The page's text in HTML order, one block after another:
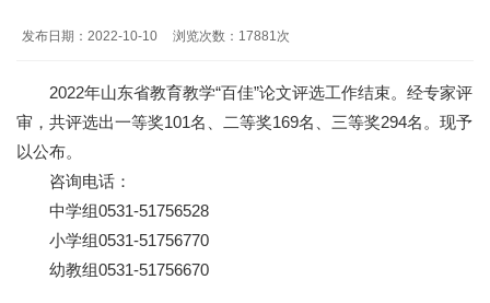
发布日期：2022-10-10 浏览次数：17881次
2022年山东省教育教学“百佳”论文评选工作结束。经专家评
审，共评选出一等奖101名、二等奖169名、三等奖294名。现予
以公布。
咨询电话：
中学组0531-51756528
小学组0531-51756770
幼教组0531-51756670